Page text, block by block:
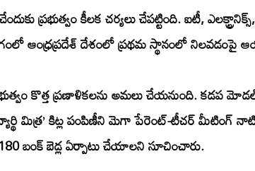
ప్రభుత్వం కీలక చర్యలు చేపట్టింది. ఐటీ,
ఆంధ్రప్రదేశ్ దేశంలో ప్రథమ స్థానంలో నిలవడంపై
కొత్త ప్రణాళికలను అమలు చేయనుంది. కడప
మిత్ర’ కిట్ల పంపిణీని మెగా పేరెంట్-టీచర్
బంక్ బెడ్ల ఏర్పాటు చేయాలని సూచించారు.